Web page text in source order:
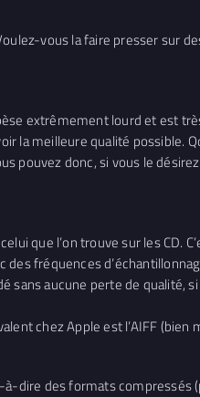
vous la faire presser sur
extrêmement lourd et est
la meilleure qualité possible.
pouvez donc, si vous le
que l’on trouve sur les CD.
fréquences
aucune perte de qualité,
chez Apple est l’AIFF (bien
à-dire des formats